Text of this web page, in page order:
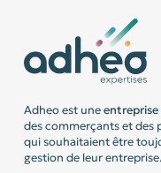
Adheo est uneentreprise
des commerçants et des
qui souhaitaient être
gestion de leur entreprise.